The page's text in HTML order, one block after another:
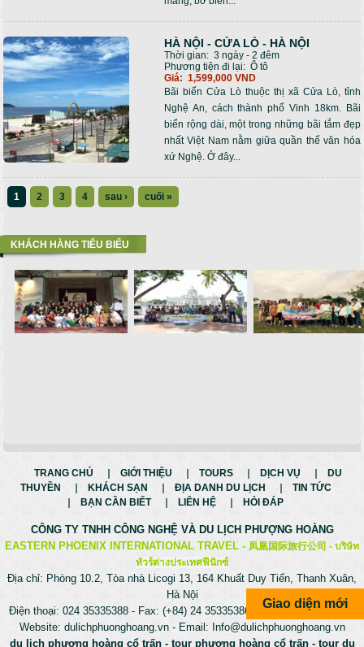
HÀ NỘI - CỬA LÒ - HÀ NỘI
Thời gian: 3 ngày - 2 đêm
Phương tiện đi lại: Ô tô
Giá: 1,599,000 VND
Bãi biển Cửa Lò thuộc thị xã Cửa Lò, tỉnh
Nghệ An, cách thành phố Vinh 18km. Bãi
biển rộng dài, một trong những bãi tắm đẹp
nhất Việt Nam nằm giữa quần thể văn hóa
xứ Nghệ. Ở đây...
1 2 3 4 sau › cuối »
KHÁCH HÀNG TIÊU BIỂU
TRANG CHỦ GIỚI THIỆU TOURS DỊCH VỤ
DU
THUYỀN
KHÁCH SẠN ĐỊA DANH DU LỊCH
TIN TỨC
BẠN CẦN BIẾT
LIÊN HỆ HỎI ĐÁP
CÔNG TY TNHH CÔNG NGHỆ VÀ DU LỊCH PHƯỢNG HOÀNG
EASTERN PHOENIX INTERNATIONAL TRAVEL - 凤凰国际旅行公司 - บริษัท
ทัวร์ต่างประเทศฟีนิกซ์
Địa chỉ: Phòng 10.2, Tòa nhà Licogi 13, 164 Khuất Duy Tiến, Thanh Xuân,
Hà Nội
Điện thoại: 024 35335388 - Fax: (+84) 24 35335386 - Hotline: 0975699988
Website: dulichphuonghoang.vn- Email: Info@dulichphuonghoang.vn
du lịch phượng hoàng cổ trấn- tour phượng hoàng cổ trấn- tour du
Giao diện mới